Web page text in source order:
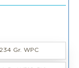
Gr. WPC